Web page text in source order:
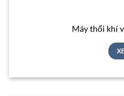
Máy thổi khí